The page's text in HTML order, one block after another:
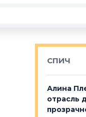
СПИЧ
Алина
отрасль